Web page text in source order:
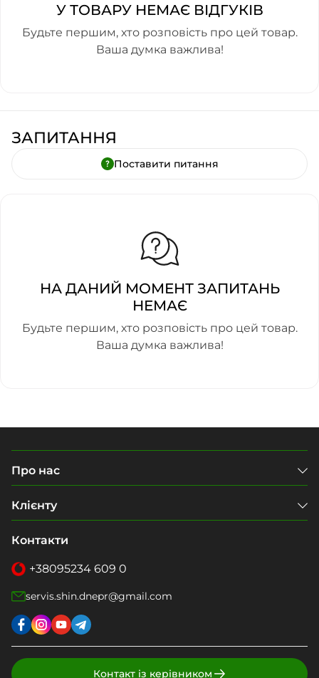
У ТОВАРУ НЕМАЄ ВІДГУКІВ
Будьте першим, хто розповість про цей товар.
Ваша думка важлива!
ЗАПИТАННЯ
Поставити питання
НА ДАНИЙ МОМЕНТ ЗАПИТАНЬ
НЕМАЄ
Будьте першим, хто розповість про цей товар.
Ваша думка важлива!
Про нас
Клієнту
Контакти
+38095234 609 0
servis.shin.dnepr@gmail.com
Контакт із керівником